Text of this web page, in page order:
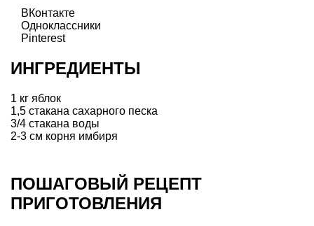
ВКонтакте
Одноклассники
Pinterest
ИНГРЕДИЕНТЫ
1 кг яблок
1,5 стакана сахарного песка
3/4 стакана воды
2-3 см корня имбиря
ПОШАГОВЫЙ РЕЦЕПТ
ПРИГОТОВЛЕНИЯ